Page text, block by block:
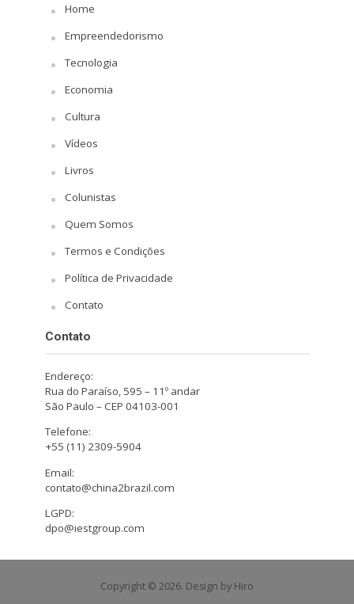
Home
Empreendedorismo
Tecnologia
Economia
Cultura
Vídeos
Livros
Colunistas
Quem Somos
Termos e Condições
Política de Privacidade
Contato
Contato
Endereço:
Rua do Paraíso, 595 – 11º andar
São Paulo – CEP 04103-001
Telefone:
+55 (11) 2309-5904
Email:
contato@china2brazil.com
LGPD:
dpo@iestgroup.com
Copyright © 2026. Design by Hiro